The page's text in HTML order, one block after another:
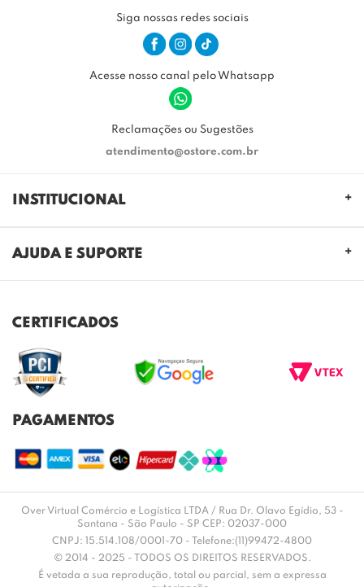
Siga nossas redes sociais
Acesse nosso canal pelo Whatsapp
Reclamações ou Sugestões
atendimento@ostore.com.br
INSTITUCIONAL
REGULAMENTO CASHBACK
AJUDA E SUPORTE
TROCAS E DEVOLUÇÕES
ENVIO E ENTREGA
DÚVIDAS FREQUENTES
CERTIFICADOS
PAGAMENTOS
Over Virtual Comércio e Logística LTDA / Rua Dr. Olavo Egídio, 53 -
Santana - São Paulo - SP CEP: 02037-000
CNPJ: 15.514.108/0001-70 - Telefone:(11)99472-4800
© 2014 - 2025 - TODOS OS DIREITOS RESERVADOS.
É vetada a sua reprodução, total ou parcial, sem a expressa